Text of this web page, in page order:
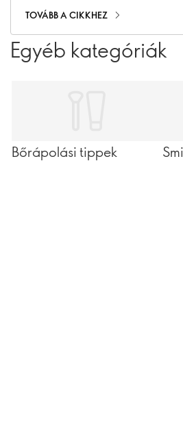
mögé. A legismertebb
parfümkészítés titkaiig – itt
szükséged van ahhoz, hogy úgy
egy igazi szakértő. Görgess
TOVÁBB A CIKKHEZ
Egyéb kategóriák
Bőrápolási tippek